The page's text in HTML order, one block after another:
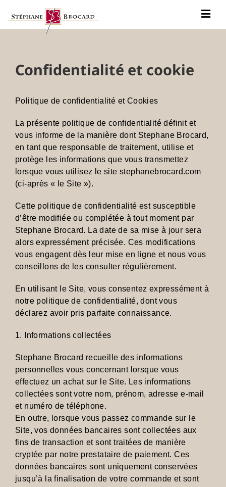
contenu
Nos vins
Confidentialité et cookie
Politique de confidentialité et Cookies
La présente politique de confidentialité définit et
vous informe de la manière dont Stephane Brocard,
en tant que responsable de traitement, utilise et
protège les informations que vous transmettez
lorsque vous utilisez le site stephanebrocard.com
(ci-après « le Site »).
Cette politique de confidentialité est susceptible
d’être modifiée ou complétée à tout moment par
Stephane Brocard. La date de sa mise à jour sera
alors expressément précisée. Ces modifications
vous engagent dès leur mise en ligne et nous vous
conseillons de les consulter régulièrement.
En utilisant le Site, vous consentez expressément à
notre politique de confidentialité, dont vous
déclarez avoir pris parfaite connaissance.
1. Informations collectées
Stephane Brocard recueille des informations
personnelles vous concernant lorsque vous
effectuez un achat sur le Site. Les informations
collectées sont votre nom, prénom, adresse e-mail
et numéro de téléphone.
En outre, lorsque vous passez commande sur le
Site, vos données bancaires sont collectées aux
fins de transaction et sont traitées de manière
cryptée par notre prestataire de paiement. Ces
données bancaires sont uniquement conservées
jusqu’à la finalisation de votre commande et sont